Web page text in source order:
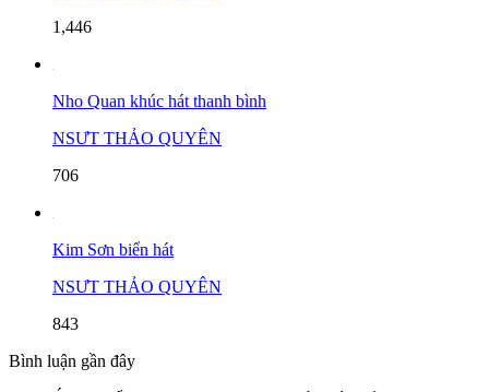
1,446
Nho Quan khúc hát thanh bình
NSƯT THẢO QUYÊN
706
Kim Sơn biển hát
NSƯT THẢO QUYÊN
843
Bình luận gần đây